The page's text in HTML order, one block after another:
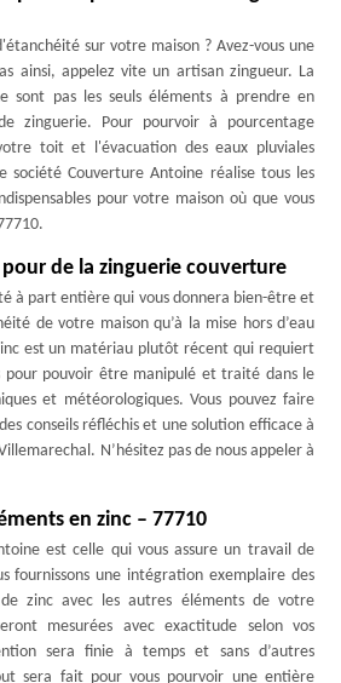
sur votre maison ? Avez-vous une
ainsi, appelez vite un artisan zingueur. La
sont pas les seuls éléments à prendre en
zinguerie. Pour pourvoir à pourcentage
toit et l'évacuation des eaux pluviales
société Couverture Antoine réalise tous les
pour votre maison où que vous
de la zinguerie couverture
à part entière qui vous donnera bien-être et
de votre maison qu’à la mise hors d’eau
est un matériau plutôt récent qui requiert
pour pouvoir être manipulé et traité dans le
et météorologiques. Vous pouvez faire
conseils réfléchis et une solution efficace à
N’hésitez pas de nous appeler à
en zinc – 77710
est celle qui vous assure un travail de
fournissons une intégration exemplaire des
zinc avec les autres éléments de votre
mesurées avec exactitude selon vos
sera finie à temps et sans d’autres
sera fait pour vous pourvoir une entière